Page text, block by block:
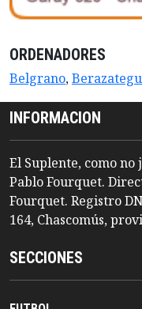
ORDENADORES
Belgrano,
INFORMACION
El Suplente, como
Pablo Fourquet.
Fourquet. Registro
164, Chascomús,
SECCIONES